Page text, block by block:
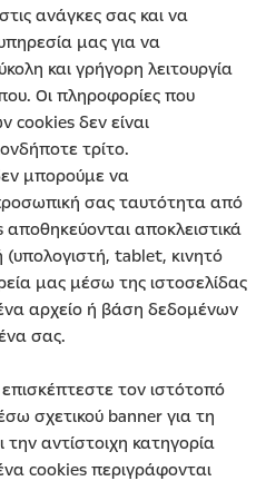
ανάγκες σας και να
μας για να
και γρήγορη λειτουργία
Οι πληροφορίες που
cookies δεν είναι
τρίτο.
μπορούμε να
σας ταυτότητα από
αποκλειστικά
tablet, κινητό
μας μέσω της ιστοσελίδας
αρχείο ή βάση δεδομένων
σας.
τον ιστότοπό
σχετικού banner για τη
αντίστοιχη κατηγορία
cookies περιγράφονται